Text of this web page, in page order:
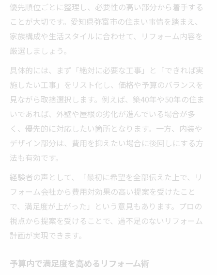
優先順位ごとに整理し、必要性の高い部分から着手する
ことが大切です。愛知県弥富市の住まい事情を踏まえ、
家族構成や生活スタイルに合わせて、リフォーム内容を
厳選しましょう。
具体的には、まず「絶対に必要な工事」と「できれば実
施したい工事」をリスト化し、価格や予算のバランスを
見ながら取捨選択します。例えば、築40年や50年の住ま
いであれば、外壁や屋根の劣化が進んでいる場合が多
く、優先的に対応したい箇所となります。一方、内装や
デザイン部分は、費用を抑えたい場合に後回しにする方
法も有効です。
経験者の声として、「最初に希望を全部伝えた上で、リ
フォーム会社から費用対効果の高い提案を受けたこと
で、満足度が上がった」という意見もあります。プロの
視点から提案を受けることで、過不足のないリフォーム
計画が実現できます。
予算内で満足度を高めるリフォーム術